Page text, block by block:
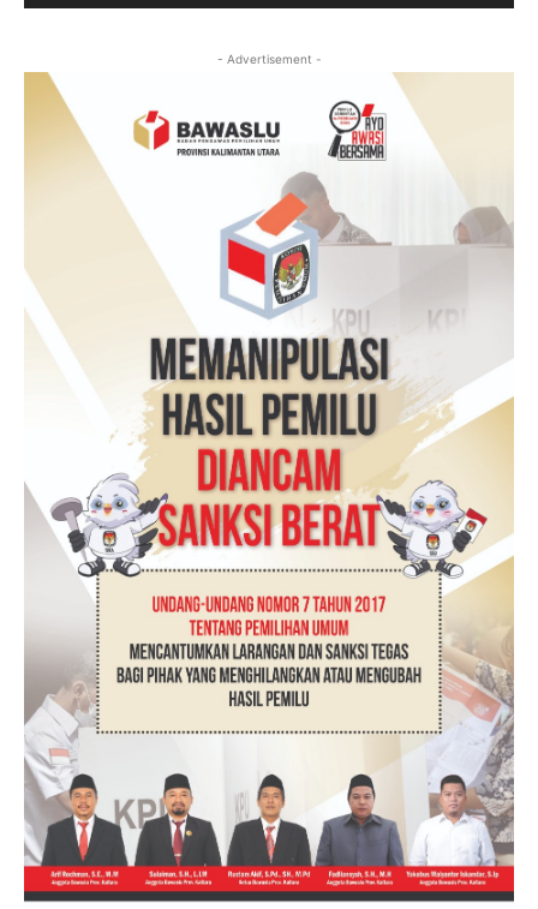
- Advertisement -